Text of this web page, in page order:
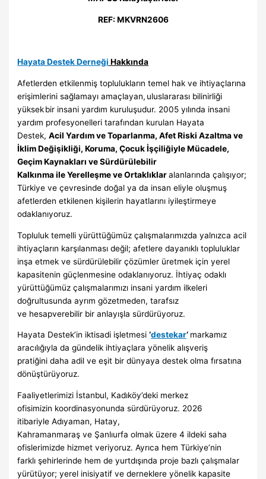
REF: MKVRN2606
Hayata Destek Derneği Hakkında
Afetlerden etkilenmiş toplulukların temel hak ve ihtiyaçlarına
erişimlerini sağlamayı amaçlayan, uluslararası bilinirliği
yüksek bir insani yardım kuruluşudur. 2005 yılında insani
yardım profesyonelleri tarafından kurulan Hayata
Destek,Acil Yardım ve Toparlanma, Afet Riski Azaltma ve
İklim Değişikliği, Koruma, Çocuk İşçiliğiyle Mücadele,
Geçim Kaynakları ve Sürdürülebilir
Kalkınma ile Yerelleşme ve Ortaklıklaralanlarında çalışıyor;
Türkiye ve çevresinde doğal ya da insan eliyle oluşmuş
afetlerden etkilenen kişilerin hayatlarını iyileştirmeye
odaklanıyoruz.
Topluluk temelli yürüttüğümüz çalışmalarımızda yalnızca acil
ihtiyaçların karşılanması değil; afetlere dayanıklı topluluklar
inşa etmek ve sürdürülebilir çözümler üretmek için yerel
kapasitenin güçlenmesine odaklanıyoruz. İhtiyaç odaklı
yürüttüğümüz çalışmalarımızı insani yardım ilkeleri
doğrultusunda ayrım gözetmeden, tarafsız
ve hesapverebilir bir anlayışla sürdürüyoruz.
Hayata Destek’in iktisadi işletmesi‘destekar’ markamız
aracılığıyla da gündelik ihtiyaçlara yönelik alışveriş
pratiğini daha adil ve eşit bir dünyaya destek olma fırsatına
dönüştürüyoruz.
Faaliyetlerimizi İstanbul, Kadıköy’deki merkez
ofisimizin koordinasyonunda sürdürüyoruz. 2026
itibariyle Adıyaman, Hatay,
Kahramanmaraş ve Şanlıurfa olmak üzere 4 ildeki saha
ofislerimizde hizmet veriyoruz. Ayrıca hem Türkiye’nin
farklı şehirlerinde hem de yurtdışında proje bazlı çalışmalar
yürütüyor; yerel inisiyatif ve derneklere yönelik kapasite